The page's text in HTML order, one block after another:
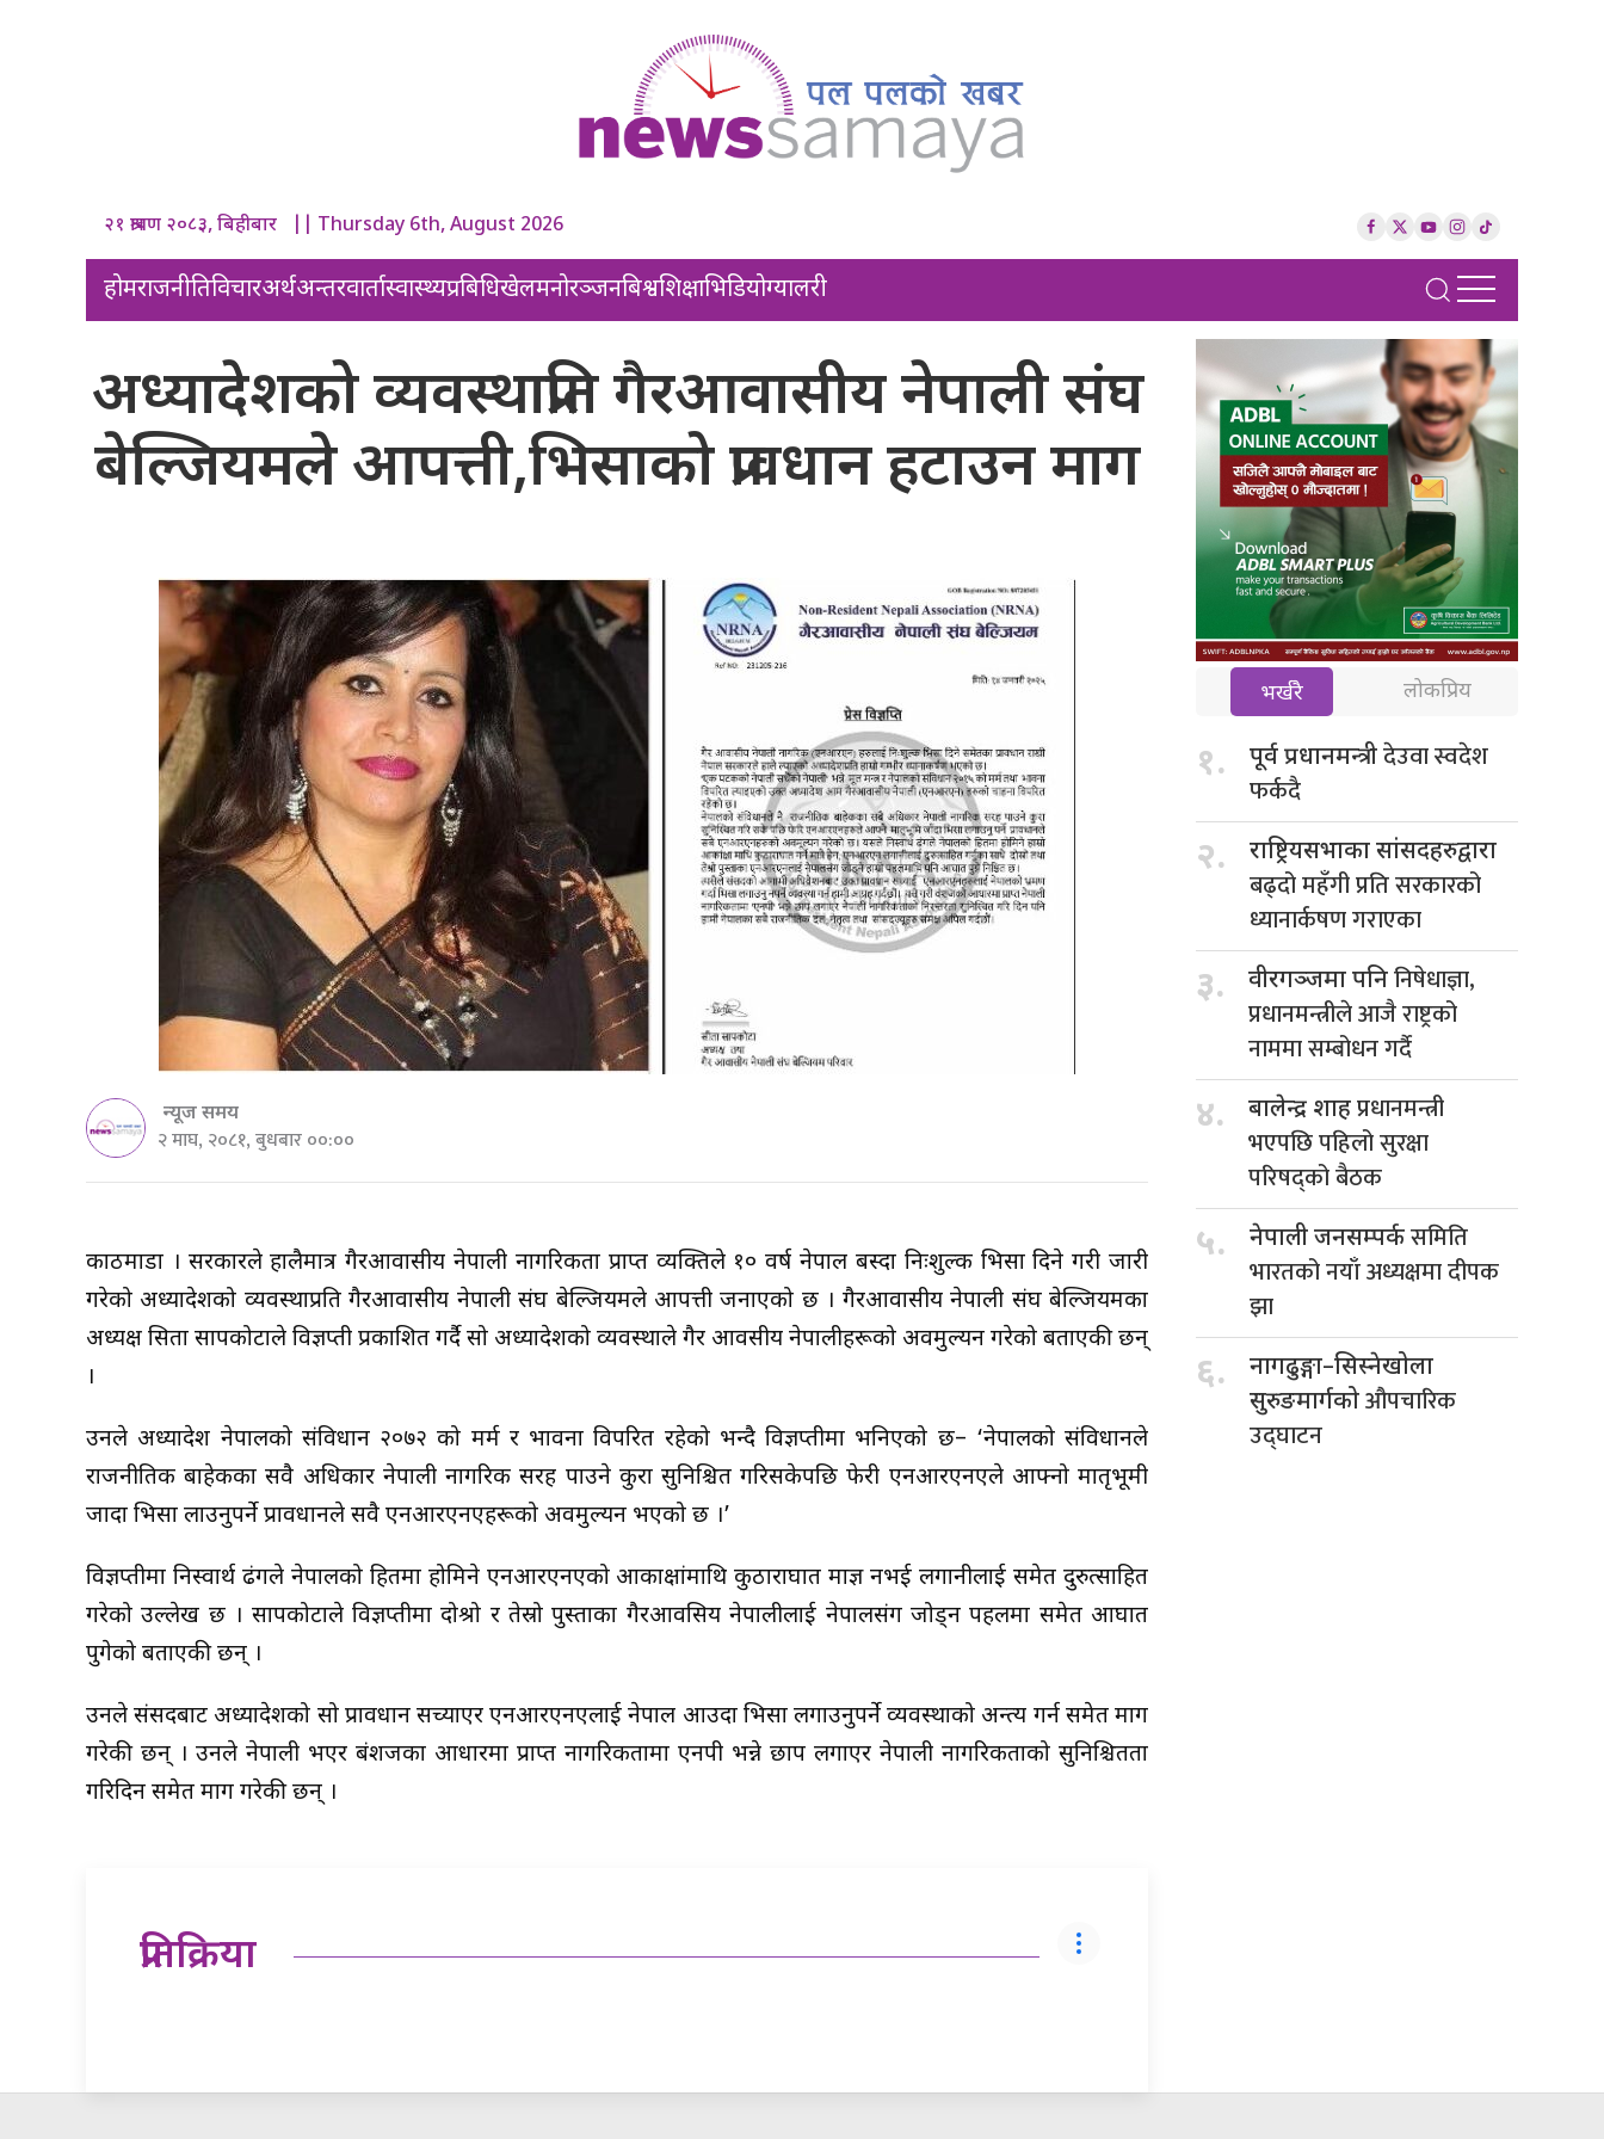
२१ श्रावण २०८३, बिहीबार || Thursday 6th, August 2026
होमराजनीतिविचारअर्थअन्तरवार्तास्वास्थ्यप्रबिधिखेलमनोरञ्जनबिश्वशिक्षाभिडियोग्यालरी
अध्यादेशको व्यवस्थाप्रति गैरआवासीय नेपाली संघ
बेल्जियमले आपत्ती,भिसाको प्रावधान हटाउन माग
न्यूज समय
२ माघ, २०८१, बुधबार ००:००
काठमाडौं । सरकारले हालैमात्र गैरआवासीय नेपाली नागरिकता प्राप्त व्यक्तिले १० वर्ष नेपाल बस्दा निःशुल्क भिसा दिने गरी जारी
गरेको अध्यादेशको व्यवस्थाप्रति गैरआवासीय नेपाली संघ बेल्जियमले आपत्ती जनाएको छ । गैरआवासीय नेपाली संघ बेल्जियमका
अध्यक्ष सिता सापकोटाले विज्ञप्ती प्रकाशित गर्दै सो अध्यादेशको व्यवस्थाले गैर आवसीय नेपालीहरूको अवमुल्यन गरेको बताएकी छन्
।
उनले अध्यादेश नेपालको संविधान २०७२ को मर्म र भावना विपरित रहेको भन्दै विज्ञप्तीमा भनिएको छ– ‘नेपालको संविधानले
राजनीतिक बाहेकका सवै अधिकार नेपाली नागरिक सरह पाउने कुरा सुनिश्चित गरिसकेपछि फेरी एनआरएनएले आफ्नो मातृभूमी
जादा भिसा लाउनुपर्ने प्रावधानले सवै एनआरएनएहरूको अवमुल्यन भएको छ ।’
विज्ञप्तीमा निस्वार्थ ढंगले नेपालको हितमा होमिने एनआरएनएको आकाक्षांमाथि कुठाराघात माज्ञ नभई लगानीलाई समेत दुरुत्साहित
गरेको उल्लेख छ । सापकोटाले विज्ञप्तीमा दोश्रो र तेस्रो पुस्ताका गैरआवसिय नेपालीलाई नेपालसंग जोड्न पहलमा समेत आघात
पुगेको बताएकी छन् ।
उनले संसदबाट अध्यादेशको सो प्रावधान सच्याएर एनआरएनएलाई नेपाल आउदा भिसा लगाउनुपर्ने व्यवस्थाको अन्त्य गर्न समेत माग
गरेकी छन् । उनले नेपाली भएर बंशजका आधारमा प्राप्त नागरिकतामा एनपी भन्ने छाप लगाएर नेपाली नागरिकताको सुनिश्चितता
गरिदिन समेत माग गरेकी छन् ।
प्रतिक्रिया
भर्खरै लोकप्रिय
१. पूर्व प्रधानमन्त्रीदेउवा स्वदेश
फर्कदै
२. राष्ट्रियसभाका सांसदहरुद्वारा
बढ्दो महँगी प्रति सरकारको
ध्यानार्कषण गराएका
३. वीरगञ्जमा पनिनिषेधाज्ञा,
प्रधानमन्त्रीले आजै राष्ट्रको
नाममा सम्बोधन गर्दै
४. बालेन्द्र शाहप्रधानमन्त्री
भएपछि पहिलो सुरक्षा
परिषद्को बैठक
५. नेपाली जनसम्पर्कसमिति
भारतको नयाँ अध्यक्षमा दीपक
झा
६.
नागढुङ्गा–सिस्नेखोला
सुरुङमार्गकोऔपचारिक
उद्घाटन